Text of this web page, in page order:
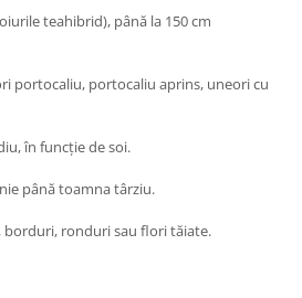
teahibrid), până la 150 cm
portocaliu, portocaliu aprins, uneori cu
în funcție de soi.
până toamna târziu.
borduri, ronduri sau flori tăiate.